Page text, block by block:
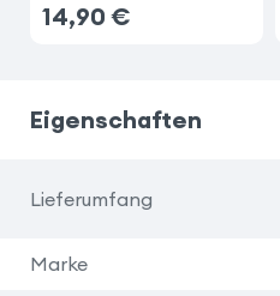
14,90 €
Eigenschaften
Lieferumfang
Marke